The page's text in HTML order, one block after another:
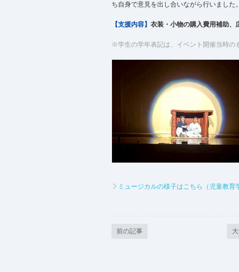
ち自身で意見を出し合いながら行いました。
【支援内容】 衣装・小物の購入費用補助、
※学生の学年表記は、イベント開催当時の
ミュージカルの様子はこちら（児童教育
前の記事